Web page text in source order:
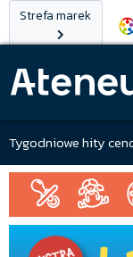
Strefa marek
Tygodniowe hity